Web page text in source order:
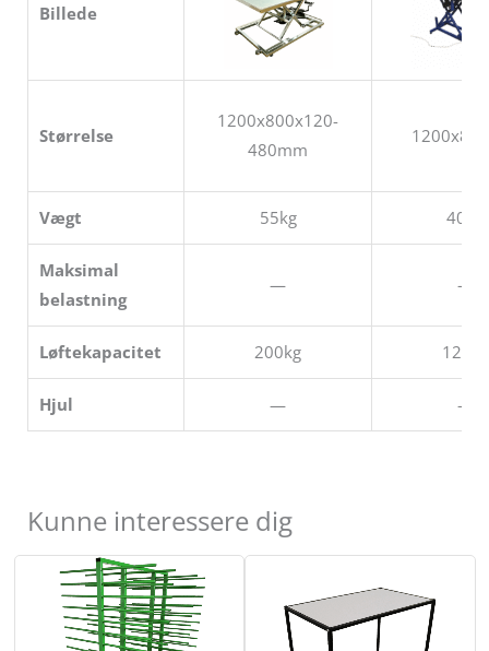
Billede
Størrelse
1200x800x120-
480mm
Vægt 55kg 40kg
Maksimal
belastning
— —
Løftekapacitet 200kg 120kg
Hjul — —
Kunne interessere dig